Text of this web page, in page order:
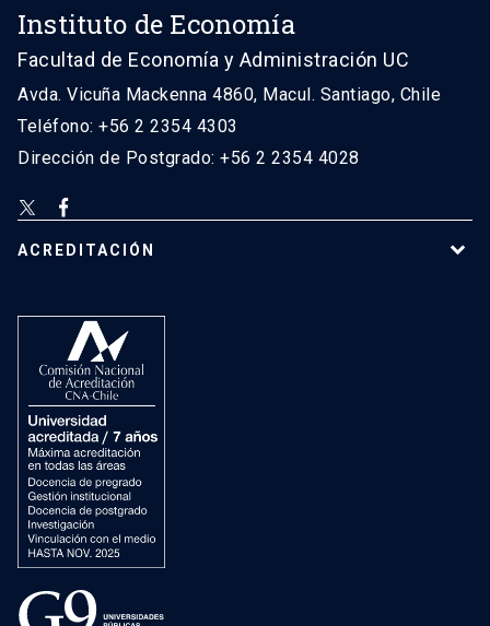
Instituto de Economía
Facultad de Economía y Administración UC
Avda. Vicuña Mackenna 4860, Macul. Santiago, Chile
Teléfono: +56 2 2354 4303
Dirección de Postgrado: +56 2 2354 4028
ACREDITACIÓN